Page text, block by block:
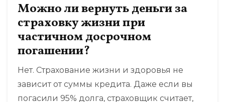
Можно ли вернуть деньги за
страховку жизни при
частичном досрочном
погашении?
Нет. Страхование жизни и здоровья не
зависит от суммы кредита. Даже если вы
погасили 95% долга, страховщик считает,